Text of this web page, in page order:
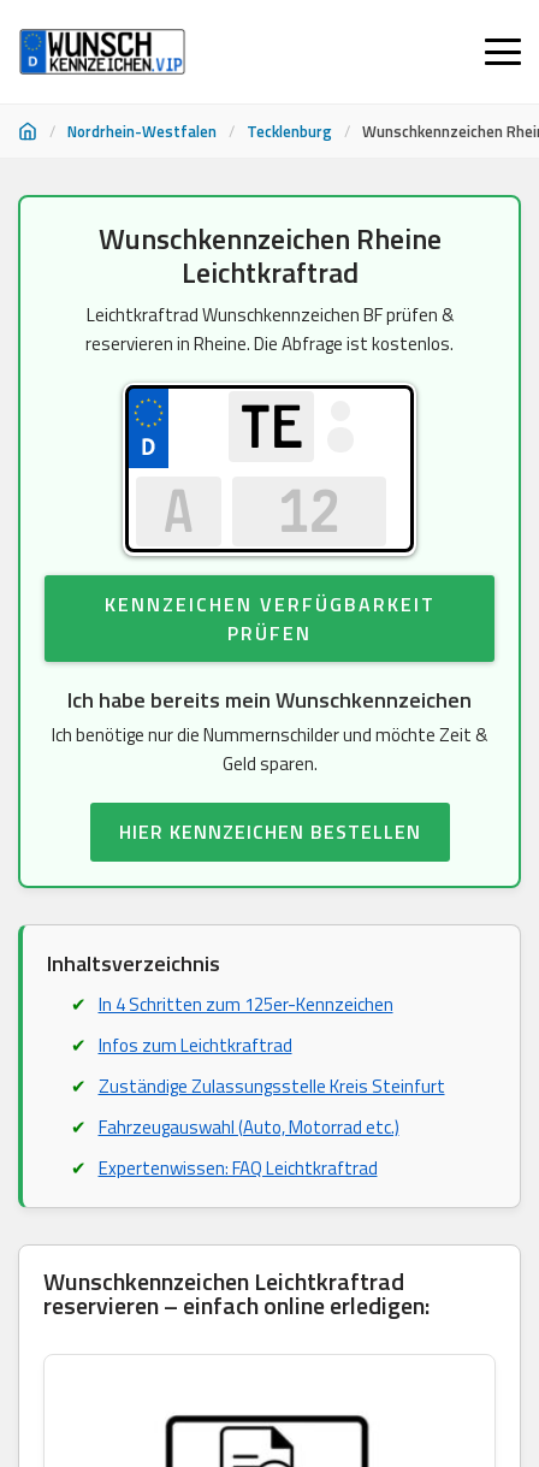
/ Nordrhein-Westfalen / Tecklenburg / Wunschkennzeichen
Wunschkennzeichen Rheine
Leichtkraftrad
Leichtkraftrad Wunschkennzeichen BF prüfen &
reservieren in Rheine. Die Abfrage ist kostenlos.
KENNZEICHEN VERFÜGBARKEIT
PRÜFEN
Ich habe bereits mein Wunschkennzeichen
Ich benötige nur die Nummernschilder und möchte Zeit &
Geld sparen.
HIER KENNZEICHEN BESTELLEN
Inhaltsverzeichnis
In 4 Schritten zum 125er-Kennzeichen
Infos zum Leichtkraftrad
Zuständige Zulassungsstelle Kreis Steinfurt
Fahrzeugauswahl (Auto, Motorrad etc.)
Expertenwissen: FAQ Leichtkraftrad
Wunschkennzeichen Leichtkraftrad
reservieren – einfach online erledigen: